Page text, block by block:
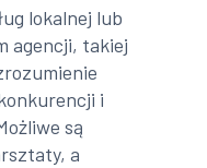
lokalnej lub
agencji, takiej
i
są
a